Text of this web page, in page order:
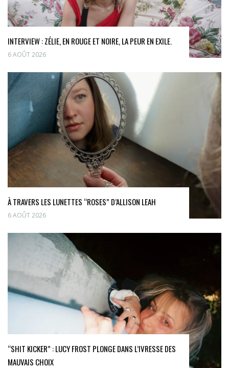
INTERVIEW : ZÉLIE, EN ROUGE ET NOIRE, LA PEUR EN EXILE.
6 AOÛT 2026
À TRAVERS LES LUNETTES “ROSES” D’ALLISON LEAH
6 AOÛT 2026
“SHIT KICKER” : LUCY FROST PLONGE DANS L’IVRESSE DES
MAUVAIS CHOIX